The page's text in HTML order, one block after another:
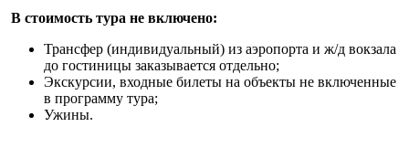
В стоимость тура не включено:
Трансфер (индивидуальный) из аэропорта и ж/д вокзала
до гостиницы заказывается отдельно;
Экскурсии, входные билеты на объекты не включенные
в программу тура;
Ужины.